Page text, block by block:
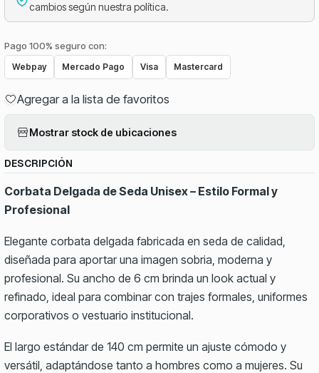
cambios según nuestra política.
Pago 100% seguro con:
Webpay Mercado Pago Visa Mastercard
Agregar a la lista de favoritos
Mostrar stock de ubicaciones
DESCRIPCIÓN
Corbata Delgada de Seda Unisex – Estilo Formal y
Profesional
Elegante corbata delgada fabricada en seda de calidad,
diseñada para aportar una imagen sobria, moderna y
profesional. Su ancho de 6 cm brinda un look actual y
refinado, ideal para combinar con trajes formales, uniformes
corporativos o vestuario institucional.
El largo estándar de 140 cm permite un ajuste cómodo y
versátil, adaptándose tanto a hombres como a mujeres. Su